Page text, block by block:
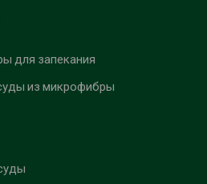
для запекания
из микрофибры